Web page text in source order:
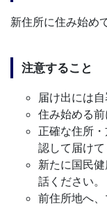
新住所に住み始め
注意すること
届け出には自
住み始める前
正確な住所
認して届けて
新たに国民
話ください。
前住所地へ